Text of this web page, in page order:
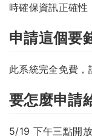
時確保資訊正確性
申請這個要
此系統完全免費，
要怎麼申請
5/19 下午三點開放